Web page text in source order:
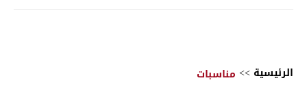
الرئيسية >> مناسبات